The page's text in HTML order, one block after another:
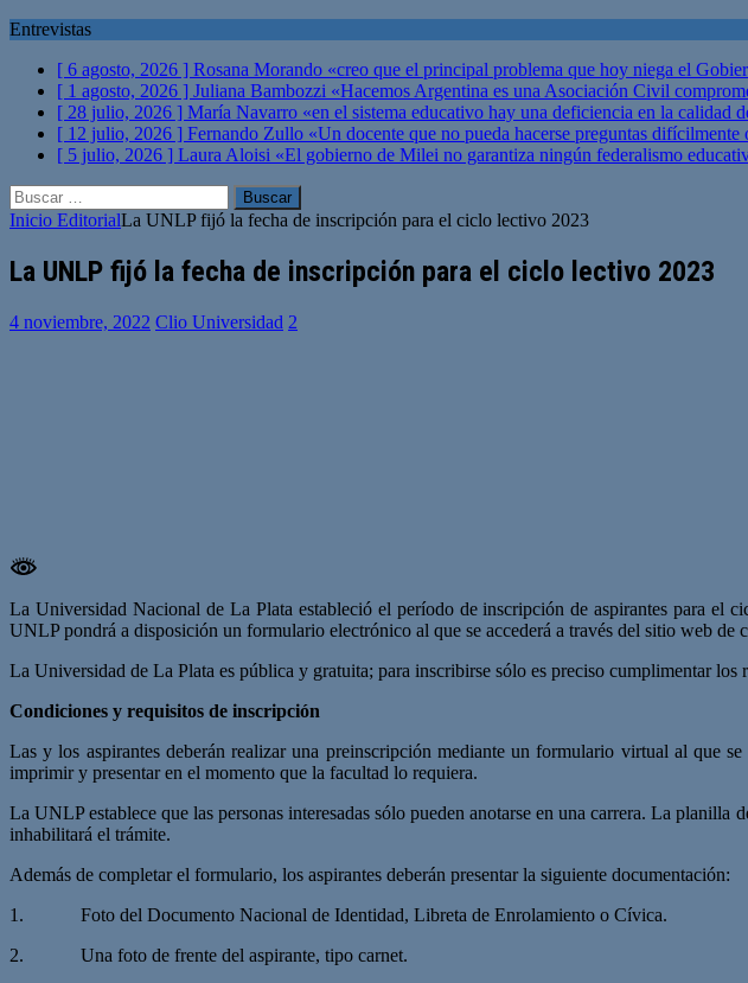
Entrevistas
[ 6 agosto, 2026 ] Rosana Morando «creo que el principal problema que hoy niega el
[ 1 agosto, 2026 ] Juliana Bambozzi «Hacemos Argentina es una Asociación Civil
[ 28 julio, 2026 ] María Navarro «en el sistema educativo hay una deficiencia en la calidad
[ 12 julio, 2026 ] Fernando Zullo «Un docente que no pueda hacerse preguntas
[ 5 julio, 2026 ] Laura Aloisi «El gobierno de Milei no garantiza ningún federalismo
Buscar:
Inicio EditorialLa UNLP fijó la fecha de inscripción para el ciclo lectivo 2023
La UNLP fijó la fecha de inscripción para el ciclo lectivo 2023
4 noviembre, 2022 Clio Universidad 2
La Universidad Nacional de La Plata estableció el período de inscripción de aspirantes para el
UNLP pondrá a disposición un formulario electrónico al que se accederá a través del sitio web de
La Universidad de La Plata es pública y gratuita; para inscribirse sólo es preciso cumplimentar los
Condiciones y requisitos de inscripción
Las y los aspirantes deberán realizar una preinscripción mediante un formulario virtual al que
imprimir y presentar en el momento que la facultad lo requiera.
La UNLP establece que las personas interesadas sólo pueden anotarse en una carrera. La
inhabilitará el trámite.
Además de completar el formulario, los aspirantes deberán presentar la siguiente documentación:
1. Foto del Documento Nacional de Identidad, Libreta de Enrolamiento o Cívica.
2. Una foto de frente del aspirante, tipo carnet.